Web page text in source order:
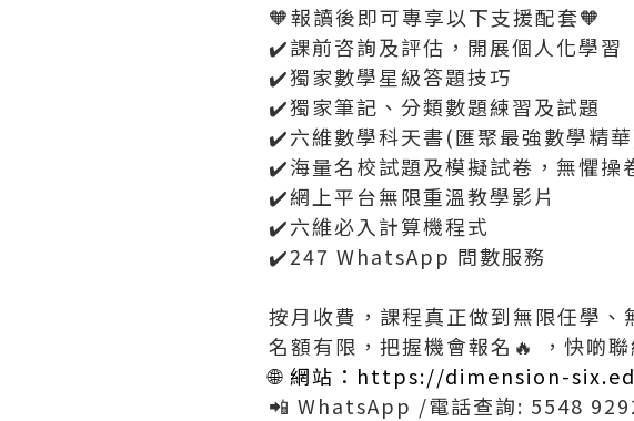
🧡報讀後即可專享以下支援配套🧡
✔️課前咨詢及評估，開展個人化學習
✔️獨家數學星級答題技巧
✔️獨家筆記、分類數題練習及試題
✔️六維數學科天書(匯聚最強數學精
✔️海量名校試題及模擬試卷，無懼操
✔️網上平台無限重溫教學影片
✔️六維必入計算機程式
✔️247 WhatsApp 問數服務
按月收費，課程真正做到無限任學
名額有限，把握機會報名🔥 ，快啲
🌐 網站： https://dimension-
📲 WhatsApp /電話查詢: 5548